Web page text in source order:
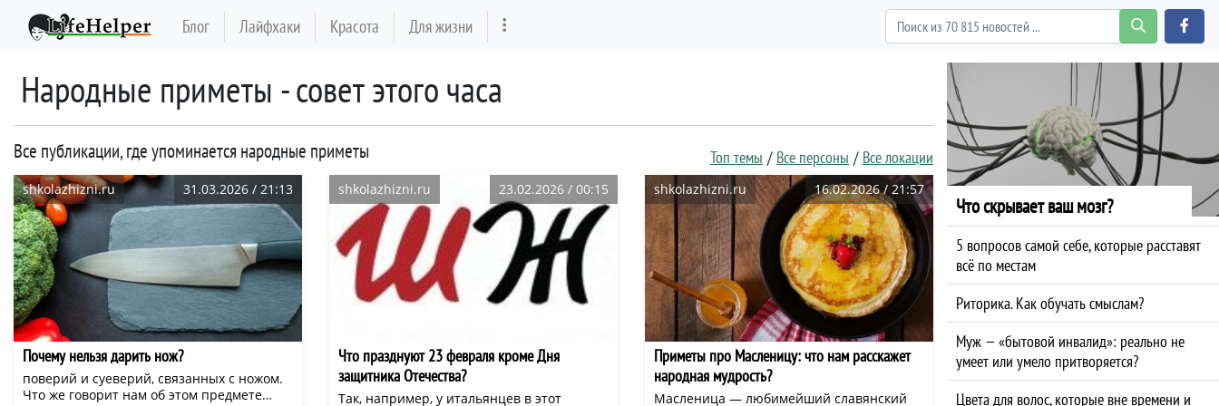
Блог Лайфхаки Красота Для жизни
народные приметы - совет этого часа
Все публикации, где упоминается народные приметы Топ темы Все персоны Все локации
shkolazhizni.ru 31.03.2026 / 21:13
Почему нельзя дарить нож?
поверий и суеверий, связанных с ножом.
Что же говорит нам об этом предмете
shkolazhizni.ru 23.02.2026 / 00:15
Что празднуют 23 февраля кроме Дня
защитника Отечества?
Так, например, у итальянцев в этот
shkolazhizni.ru 16.02.2026 / 21:57
Приметы про Масленицу: что нам расскажет
народная мудрость?
Масленица — любимейший славянский
Что скрывает ваш мозг?
5 вопросов самой себе, которые расставят
всё по местам
Риторика. Как обучать смыслам?
Муж — «бытовой инвалид»: реально не
умеет или умело притворяется?
Цвета для волос, которые вне времени и